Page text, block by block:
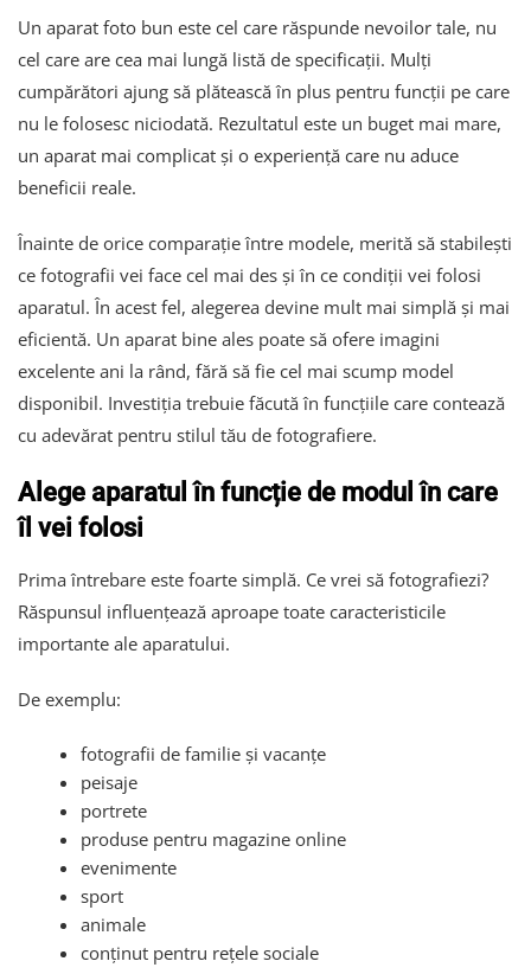
Un aparat foto bun este cel care răspunde nevoilor tale, nu
cel care are cea mai lungă listă de specificații. Mulți
cumpărători ajung să plătească în plus pentru funcții pe care
nu le folosesc niciodată. Rezultatul este un buget mai mare,
un aparat mai complicat și o experiență care nu aduce
beneficii reale.
Înainte de orice comparație între modele, merită să stabilești
ce fotografii vei face cel mai des și în ce condiții vei folosi
aparatul. În acest fel, alegerea devine mult mai simplă și mai
eficientă. Un aparat bine ales poate să ofere imagini
excelente ani la rând, fără să fie cel mai scump model
disponibil. Investiția trebuie făcută în funcțiile care contează
cu adevărat pentru stilul tău de fotografiere.
Alege aparatul în funcție de modul în care
îl vei folosi
Prima întrebare este foarte simplă. Ce vrei să fotografiezi?
Răspunsul influențează aproape toate caracteristicile
importante ale aparatului.
De exemplu:
fotografii de familie și vacanțe
peisaje
portrete
produse pentru magazine online
evenimente
sport
animale
conținut pentru rețele sociale